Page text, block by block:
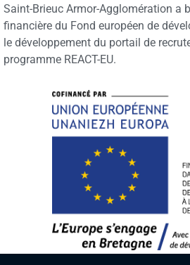
Saint-Brieuc Armor-Agglomération a
financière du Fond européen de
le développement du portail de
programme REACT-EU.